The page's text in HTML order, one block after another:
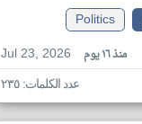
Politics
Jul 23, 2026
منذ ١٦ يوم
عدد الكلمات: ٢٣٥